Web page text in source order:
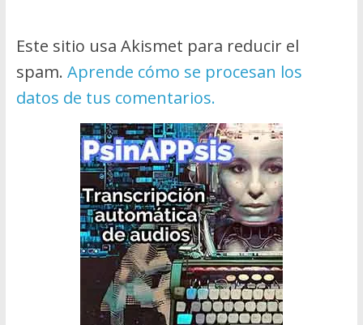
Este sitio usa Akismet para reducir el
spam. Aprende cómo se procesan los
datos de tus comentarios.